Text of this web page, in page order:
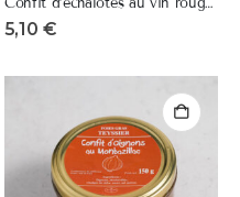
Confit d’échalotes au vin rouge de Bergerac
5,10 €